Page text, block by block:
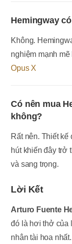
Hemingway
Không.
nghiệm mạnh
Opus X
Có nên mua
không?
Rất nên. Thiết
hút khiến đây trở
và sang trọng.
Lời Kết
Arturo Fuente
đó là hơi thở của
nhân tài hoa